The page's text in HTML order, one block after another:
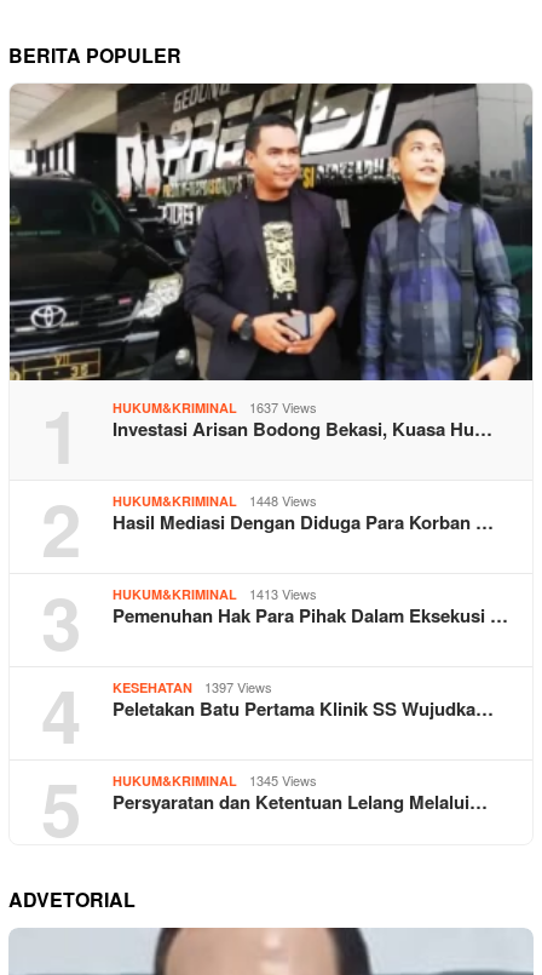
BERITA POPULER
1 HUKUM&KRIMINAL 1637 Views
Investasi Arisan Bodong Bekasi, Kuasa Hu…
2 HUKUM&KRIMINAL 1448 Views
Hasil Mediasi Dengan Diduga Para Korban …
3 HUKUM&KRIMINAL 1413 Views
Pemenuhan Hak Para Pihak Dalam Eksekusi …
4 KESEHATAN 1397 Views
Peletakan Batu Pertama Klinik SS Wujudka…
5 HUKUM&KRIMINAL 1345 Views
Persyaratan dan Ketentuan Lelang Melalui…
ADVETORIAL